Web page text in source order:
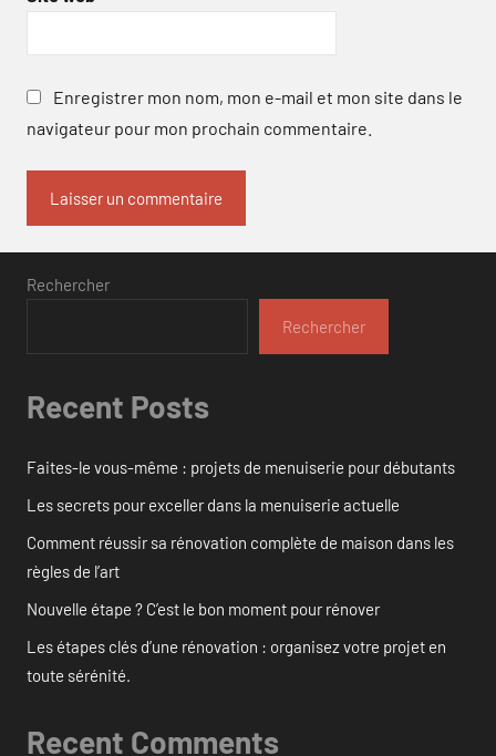
Enregistrer mon nom, mon e-mail et mon site dans le
navigateur pour mon prochain commentaire.
Rechercher
Rechercher
Recent Posts
Faites-le vous-même : projets de menuiserie pour débutants
Les secrets pour exceller dans la menuiserie actuelle
Comment réussir sa rénovation complète de maison dans les
règles de l’art
Nouvelle étape ? C’est le bon moment pour rénover
Les étapes clés d’une rénovation : organisez votre projet en
toute sérénité.
Recent Comments